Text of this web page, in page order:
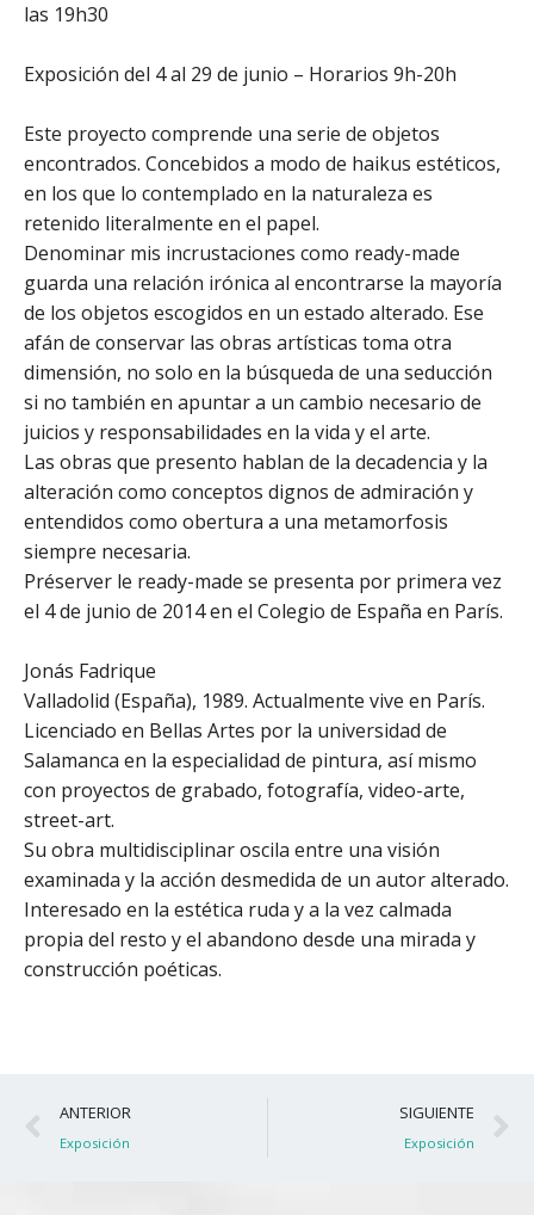
las 19h30
Exposición del 4 al 29 de junio – Horarios 9h-20h
Este proyecto comprende una serie de objetos
encontrados. Concebidos a modo de haikus estéticos,
en los que lo contemplado en la naturaleza es
retenido literalmente en el papel.
Denominar mis incrustaciones como ready-made
guarda una relación irónica al encontrarse la mayoría
de los objetos escogidos en un estado alterado. Ese
afán de conservar las obras artísticas toma otra
dimensión, no solo en la búsqueda de una seducción
si no también en apuntar a un cambio necesario de
juicios y responsabilidades en la vida y el arte.
Las obras que presento hablan de la decadencia y la
alteración como conceptos dignos de admiración y
entendidos como obertura a una metamorfosis
siempre necesaria.
Préserver le ready-made se presenta por primera vez
el 4 de junio de 2014 en el Colegio de España en París.
Jonás Fadrique
Valladolid (España), 1989. Actualmente vive en París.
Licenciado en Bellas Artes por la universidad de
Salamanca en la especialidad de pintura, así mismo
con proyectos de grabado, fotografía, video-arte,
street-art.
Su obra multidisciplinar oscila entre una visión
examinada y la acción desmedida de un autor alterado.
Interesado en la estética ruda y a la vez calmada
propia del resto y el abandono desde una mirada y
construcción poéticas.
Ant
ANTERIOR
Exposición
SIGUIENTE
Exposición